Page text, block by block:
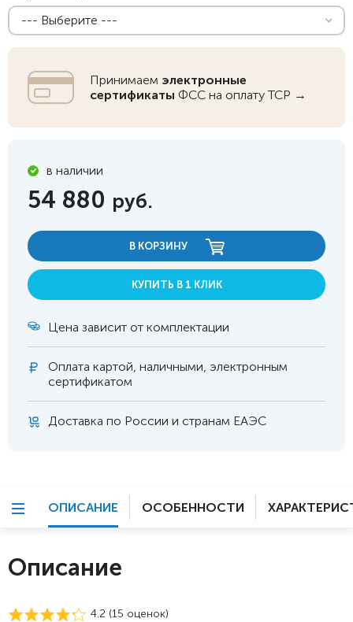
--- Выберите ---
Принимаем электронные
сертификаты ФСС на оплату ТСР →
в наличии
54 880 руб.
В КОРЗИНУ
КУПИТЬ В 1 КЛИК
Цена зависит от комплектации
Оплата картой, наличными, электронным
сертификатом
Доставка по России и странам ЕАЭС
ОПИСАНИЕ ОСОБЕННОСТИ
Описание
4.2 (15 оценок)